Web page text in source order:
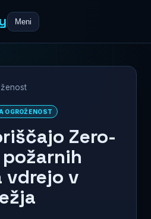
Meni
OGROŽENOST
Zero-
vdrejo v